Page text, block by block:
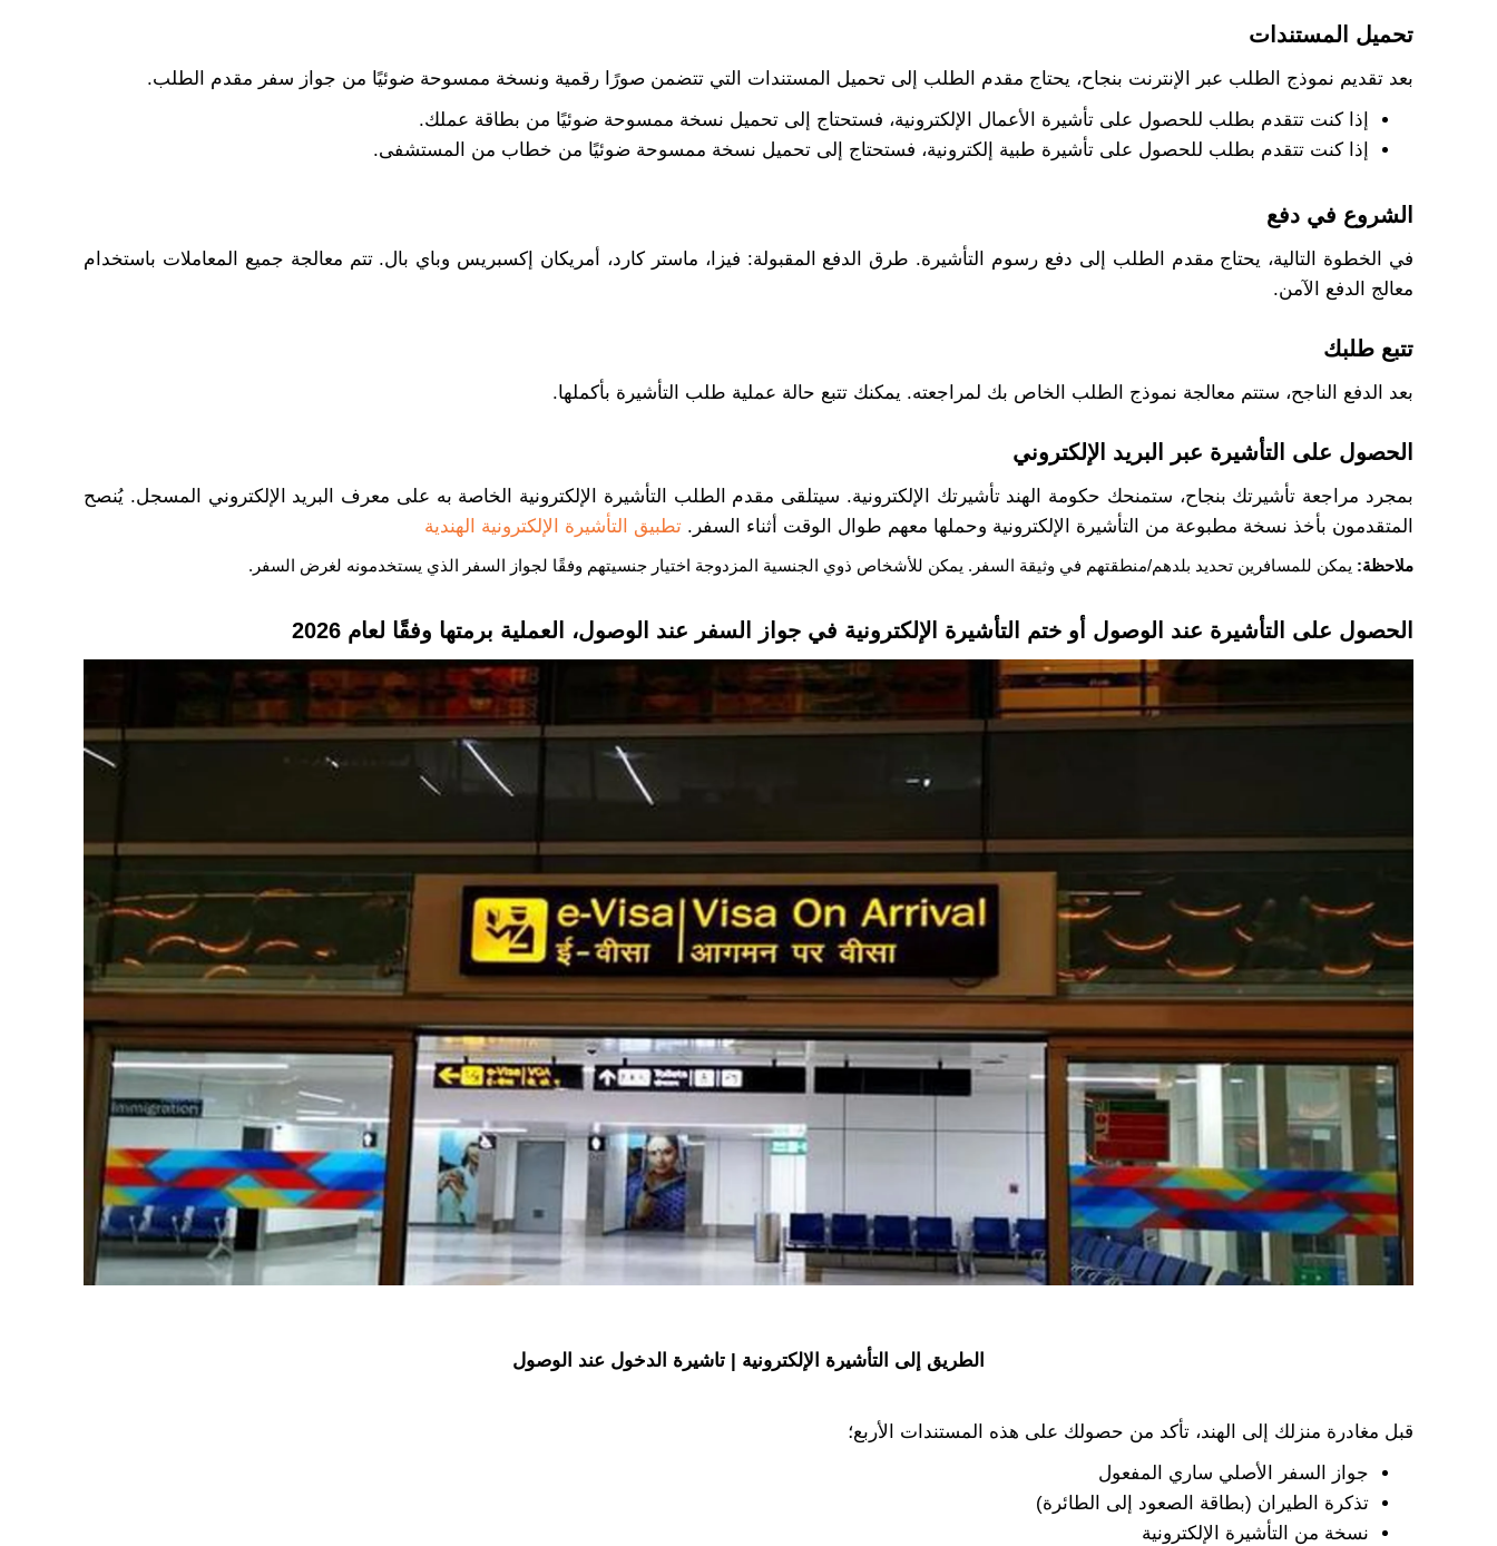
تحميل المستندات
بعد تقديم نموذج الطلب عبر الإنترنت بنجاح، يحتاج مقدم الطلب إلى تحميل المستندات التي تتضمن صورًا رقمية ونسخة ممسوحة ضوئيًا من جواز سفر مقدم الطلب.
إذا كنت تتقدم بطلب للحصول على تأشيرة الأعمال الإلكترونية، فستحتاج إلى تحميل نسخة ممسوحة ضوئيًا من بطاقة عملك.
إذا كنت تتقدم بطلب للحصول على تأشيرة طبية إلكترونية، فستحتاج إلى تحميل نسخة ممسوحة ضوئيًا من خطاب من المستشفى.
الشروع في دفع
في الخطوة التالية، يحتاج مقدم الطلب إلى دفع رسوم التأشيرة. طرق الدفع المقبولة: فيزا، ماستر كارد، أمريكان إكسبريس وباي بال. تتم معالجة جميع المعاملات باستخدام
معالج الدفع الآمن.
تتبع طلبك
بعد الدفع الناجح، ستتم معالجة نموذج الطلب الخاص بك لمراجعته. يمكنك تتبع حالة عملية طلب التأشيرة بأكملها.
الحصول على التأشيرة عبر البريد الإلكتروني
بمجرد مراجعة تأشيرتك بنجاح، ستمنحك حكومة الهند تأشيرتك الإلكترونية. سيتلقى مقدم الطلب التأشيرة الإلكترونية الخاصة به على معرف البريد الإلكتروني المسجل. يُنصح
المتقدمون بأخذ نسخة مطبوعة من التأشيرة الإلكترونية وحملها معهم طوال الوقت أثناء السفر. تطبيق التأشيرة الإلكترونية الهندية
ملاحظة: يمكن للمسافرين تحديد بلدهم/منطقتهم في وثيقة السفر. يمكن للأشخاص ذوي الجنسية المزدوجة اختيار جنسيتهم وفقًا لجواز السفر الذي يستخدمونه لغرض السفر.
الحصول على التأشيرة عند الوصول أو ختم التأشيرة الإلكترونية في جواز السفر عند الوصول، العملية برمتها وفقًا لعام 2026
الطريق إلى التأشيرة الإلكترونية | تاشيرة الدخول عند الوصول
قبل مغادرة منزلك إلى الهند، تأكد من حصولك على هذه المستندات الأربع؛
جواز السفر الأصلي ساري المفعول
تذكرة الطيران (بطاقة الصعود إلى الطائرة)
نسخة من التأشيرة الإلكترونية